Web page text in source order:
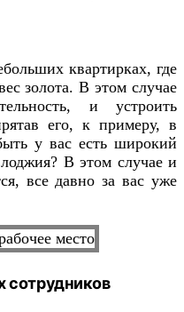
квартирках, где
золота. В этом случае
и устроить
его, к примеру, в
у вас есть широкий
В этом случае и
все давно за вас уже
сотрудников